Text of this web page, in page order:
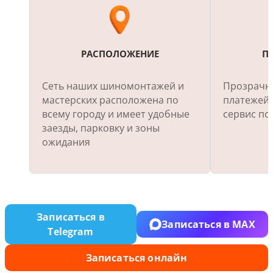
Шиномонтаж
12:15
Записаться Подробнее
ШУШАРЫ, МОСКОВСКОЕ Ш.,
Заправка кондиционера,
Шиномонтаж
Ближайшая запись:
12:15
РАСПОЛОЖЕНИЕ
Сеть наших шиномонтажей и
мастерских расположена по
всему городу и имеет удобные
заезды, парковку и зоны
ожидания
сервис
Записаться в
Telegram
Записаться в MAX
Записаться онлайн